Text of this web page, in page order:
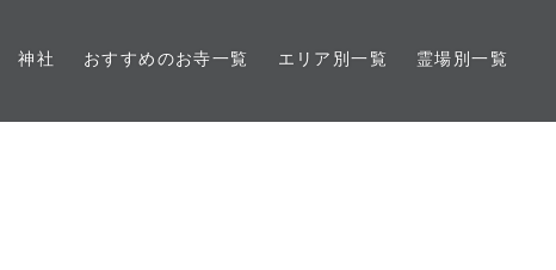
神社 おすすめのお寺一覧 エリア別一覧 霊場別一覧